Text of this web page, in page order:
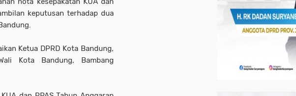
keputusan terhadap dua
Ketua DPRD Kota Bandung,
Kota Bandung, Bambang